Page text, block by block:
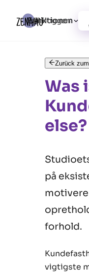
Funktionen
Einloggen
Zurück
Was
else?
på
forhold.
vigtigste